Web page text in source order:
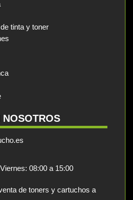
tinta y toner
NOSOTROS
08:00 a 15:00
de toners y cartuchos a